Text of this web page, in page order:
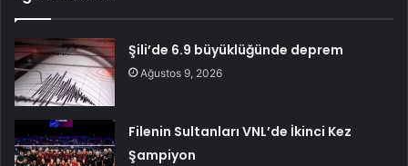
Şili’de 6.9 büyüklüğünde deprem
Ağustos 9, 2026
Filenin Sultanları VNL’de İkinci Kez
Şampiyon